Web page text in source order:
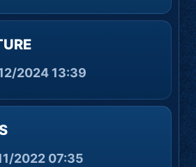
2024 13:39
2022 07:35